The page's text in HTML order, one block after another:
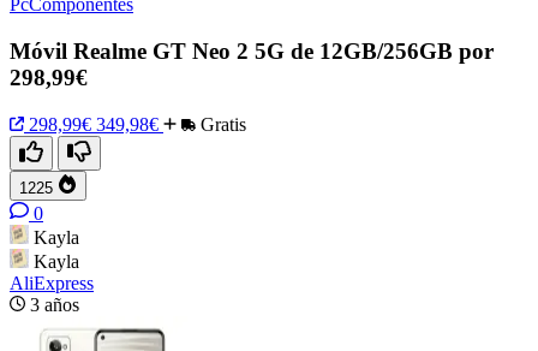
PcComponentes
Móvil Realme GT Neo 2 5G de 12GB/256GB por
298,99€
298,99€ 349,98€ Gratis
1225
0
Kayla
Kayla
AliExpress
3 años